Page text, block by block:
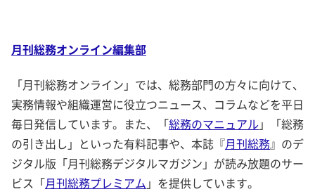
月刊総務オンライン編集部
「月刊総務オンライン」では、総務部門の方々に向けて、
実務情報や組織運営に役立つニュース、コラムなどを平日
毎日発信しています。また、「総務のマニュアル 」「総務
の引き出し」といった有料記事や、本誌『月刊総務』のデ
ジタル版「月刊総務デジタルマガジン」が読み放題のサー
ビス「月刊総務プレミアム 」を提供しています。